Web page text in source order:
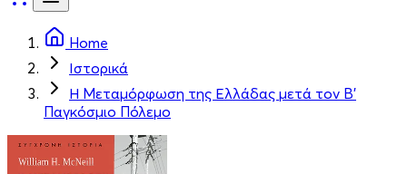
Home
Ιστορικά
Η Μεταμόρφωση της Ελλάδας μετά τον Β'
Παγκόσμιο Πόλεμο